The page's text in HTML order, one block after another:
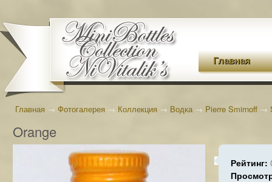
Главная
Главная → Фотогалерея → Коллекция → Водка→ Pierre Smirnoff →
Orange
Рейтинг: